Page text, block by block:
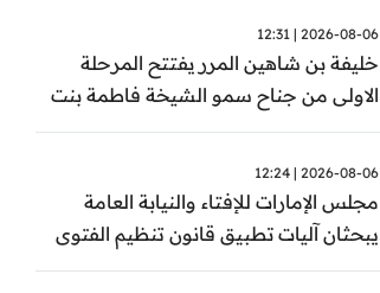
2026-08-06 | 12:31
خليفة بن شاهين المرر يفتتح المرحلة
الاولى من جناح سمو الشيخة فاطمة بنت
مبارك للجراحة النسائية والتوليد في
2026-08-06 | 12:24
مجلس الإمارات للإفتاء والنيابة العامة
يبحثان آليات تطبيق قانون تنظيم الفتوى
وضبط المخالفات